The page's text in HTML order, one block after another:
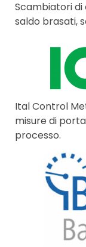
Scambiatori di
saldo brasati,
Ital Control
misure di
processo.